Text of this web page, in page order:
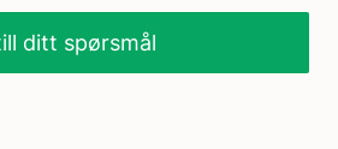
ditt spørsmål